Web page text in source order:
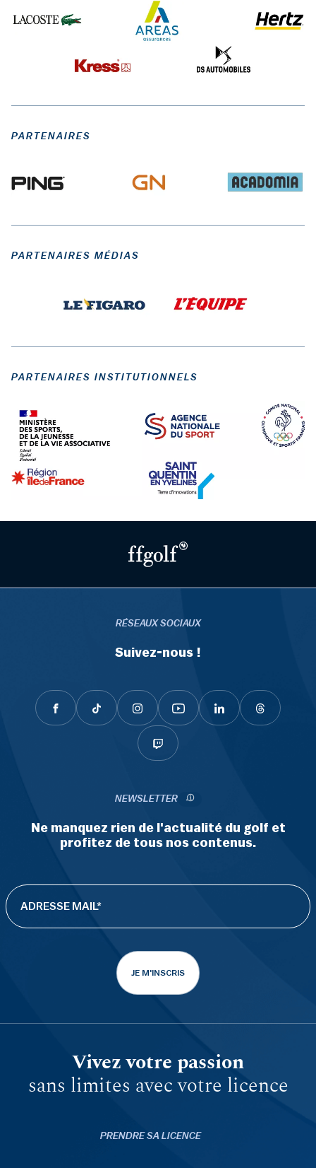
PARTENAIRES
PARTENAIRES MÉDIAS
PARTENAIRES INSTITUTIONNELS
RÉSEAUX SOCIAUX
Suivez-nous !
NEWSLETTER
Ne manquez rien de l'actualité du golf et
profitez de tous nos contenus.
JE M'INSCRIS
Vivez votre passion
sans limites avec votre licence
PRENDRE SA LICENCE